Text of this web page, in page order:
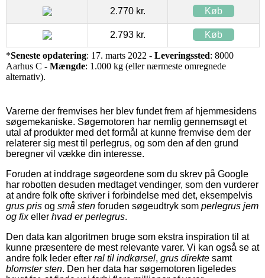
2.770 kr. Køb
2.793 kr. Køb
*Seneste opdatering: 17. marts 2022 - Leveringssted: 8000
Aarhus C - Mængde: 1.000 kg (eller nærmeste omregnede
alternativ).
Varerne der fremvises her blev fundet frem af hjemmesidens
søgemekaniske. Søgemotoren har nemlig gennemsøgt et
utal af produkter med det formål at kunne fremvise dem der
relaterer sig mest til perlegrus, og som den af den grund
beregner vil vække din interesse.
Foruden at inddrage søgeordene som du skrev på Google
har robotten desuden medtaget vendinger, som den vurderer
at andre folk ofte skriver i forbindelse med det, eksempelvis
grus pris og små sten foruden søgeudtryk som perlegrus jem
og fixeller hvad er perlegrus.
Den data kan algoritmen bruge som ekstra inspiration til at
kunne præsentere de mest relevante varer. Vi kan også se at
andre folk leder efter ral til indkørsel, grus direkte samt
blomster sten. Den her data har søgemotoren ligeledes